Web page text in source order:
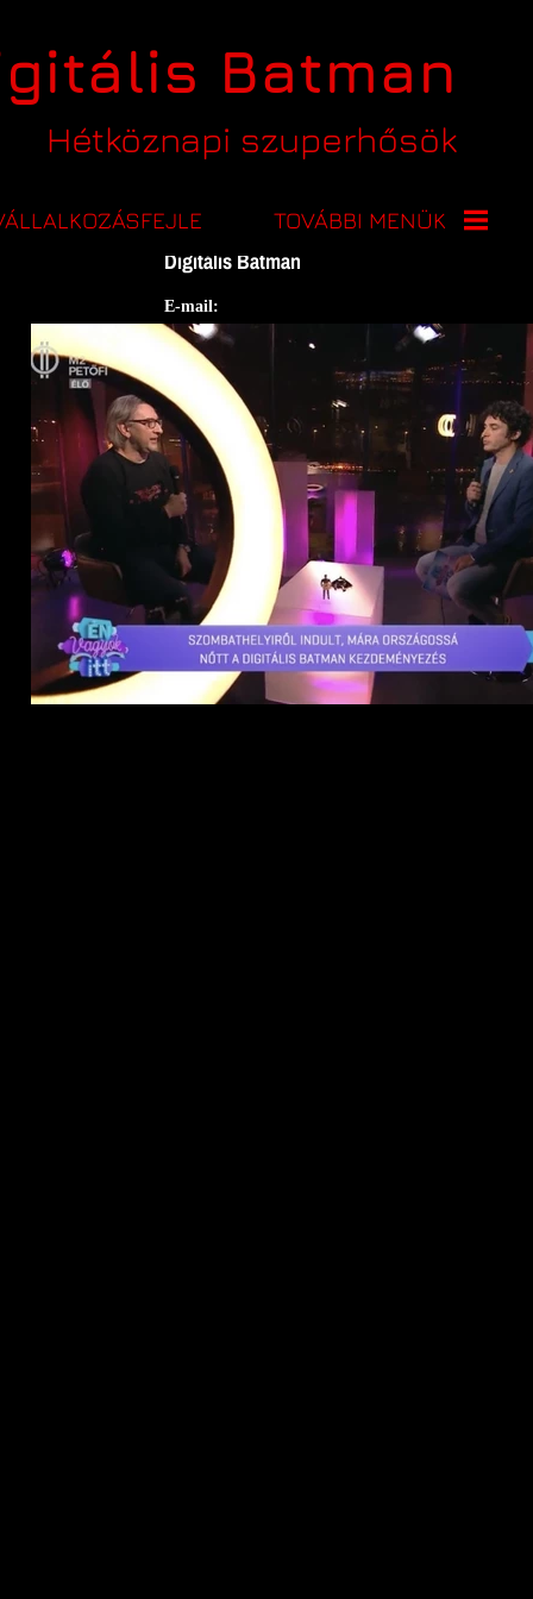
Batman
Hétköznapi szuperhősök
TOVÁBBI MENÜK
ÁRVERÉS
2024 -
KARÁCSONYI
ÁRVERÉS_LEZÁRVA
2021 - AMIGOS A
GYEREKEKÉRT -
LEZÁRVA
2020 -
KARÁCSONYI
ÁRVERÉS -
Elérhetőségek
Digitális Batman
E-mail:
info@digitalisbatman.hu